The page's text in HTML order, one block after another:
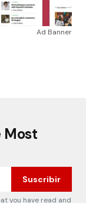
Ad Banner
Most
Suscribir
you have read and